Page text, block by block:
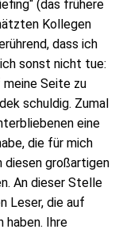
(das frühere
Kollegen
dass ich
sonst nicht tue:
meine Seite zu
schuldig. Zumal
eine
die für mich
diesen großartigen
An dieser Stelle
Leser, die auf
haben. Ihre